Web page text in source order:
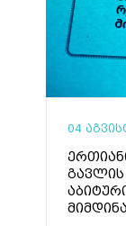
04
გავლის